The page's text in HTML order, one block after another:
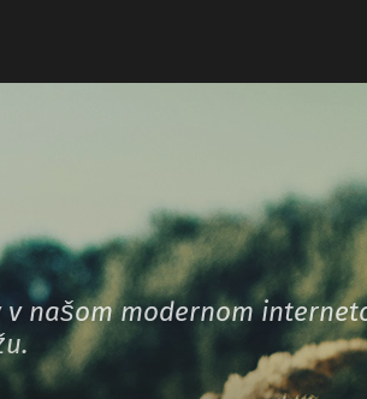
našom modernom